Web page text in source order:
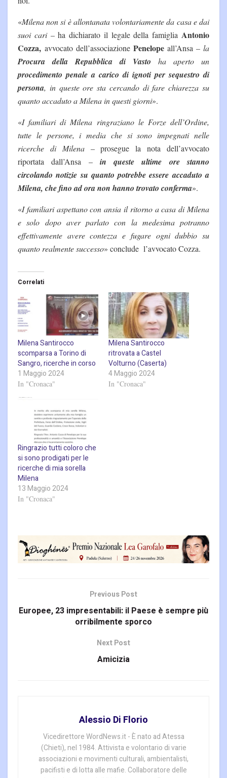
«Milena non si è allontanata volontariamente da casa e dai
suoi cari– ha dichiarato il legale della famigliaAntonio
Cozza, avvocato dell’associazione Penelope all’Ansa – la
Procura della Repubblica di Vasto ha aperto un
procedimento penale a carico di ignoti per sequestro di
persona, in queste ore sta cercando di fare chiarezza su
quanto accaduto a Milena in questi giorni».
«I familiari di Milena ringraziano le Forze dell’Ordine,
tutte le persone, i media che si sono impegnati nelle
ricerche di Milena– prosegue la nota dell’avvocato
riportata dall’Ansa – in queste ultime ore stanno
circolando notizie su quanto potrebbe essere accaduto a
Milena, che fino ad ora non hanno trovato conferma».
«I familiari aspettano con ansia il ritorno a casa di Milena
e solo dopo aver parlato con la medesima potranno
effettivamente avere contezza e fugare ogni dubbio su
quanto realmente successo» conclude l’avvocato Cozza.
Correlati
Milena Santirocco
scomparsa a Torino di
Sangro, ricerche in corso
1 Maggio 2024
In "Cronaca"
Milena Santirocco
ritrovata a Castel
Volturno (Caserta)
4 Maggio 2024
In "Cronaca"
Ringrazio tutti coloro che
si sono prodigati per le
ricerche di mia sorella
Milena
13 Maggio 2024
In "Cronaca"
Previous Post
Europee, 23 impresentabili: il Paese è sempre più
orribilmente sporco
Next Post
Amicizia
Alessio Di Florio
Vicedirettore WordNews.it - È nato ad Atessa
(Chieti), nel 1984. Attivista e volontario di varie
associazioni e movimenti culturali, ambientalisti,
pacifisti e di lotta alle mafie. Collaboratore delle